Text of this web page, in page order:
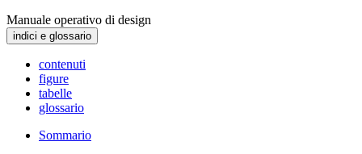
Manuale operativo di design
indici e glossario
contenuti
figure
tabelle
glossario
Sommario